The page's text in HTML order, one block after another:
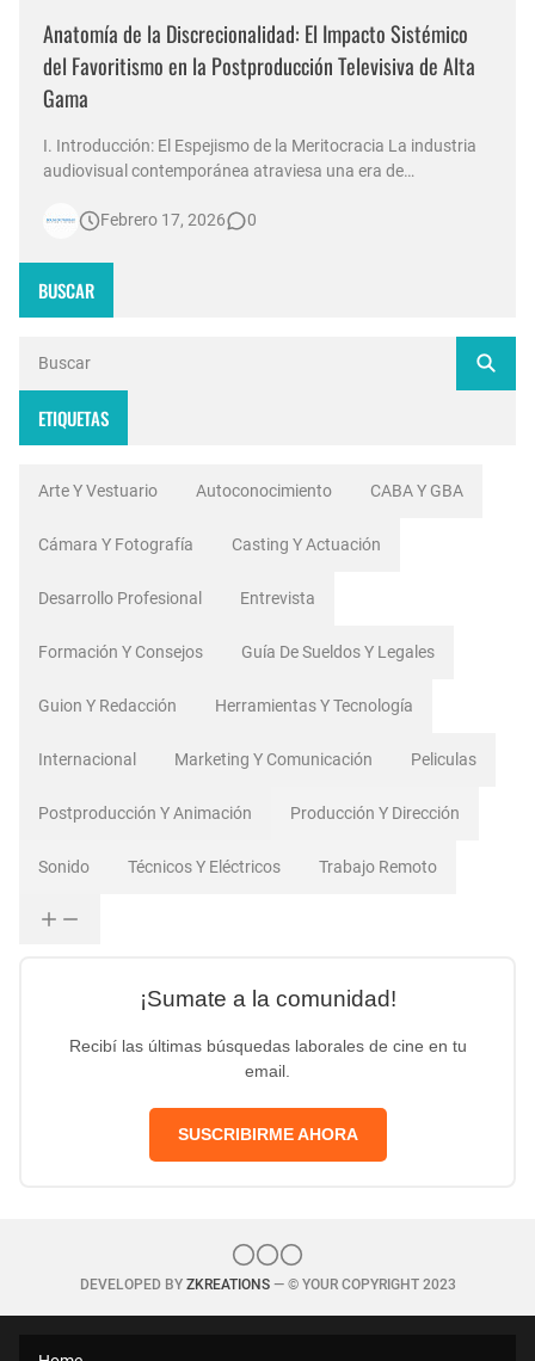
Anatomía de la Discrecionalidad: El Impacto Sistémico
del Favoritismo en la Postproducción Televisiva de Alta
Gama
I. Introducción: El Espejismo de la Meritocracia La industria
audiovisual contemporánea atraviesa una era de
noticias en Argentina invierten millones de dólares en
Febrero 17, 2026 0
BUSCAR
ETIQUETAS
Arte Y Vestuario Autoconocimiento CABA Y GBA
Cámara Y Fotografía Casting Y Actuación
Desarrollo Profesional Entrevista
Formación Y Consejos Guía De Sueldos Y Legales
Guion Y Redacción Herramientas Y Tecnología
Internacional Marketing Y Comunicación Peliculas
Postproducción Y Animación Producción Y Dirección
Sonido Técnicos Y Eléctricos Trabajo Remoto
¡Sumate a la comunidad!
Recibí las últimas búsquedas laborales de cine en tu
email.
SUSCRIBIRME AHORA
DEVELOPED BY ZKREATIONS— © YOUR COPYRIGHT 2023